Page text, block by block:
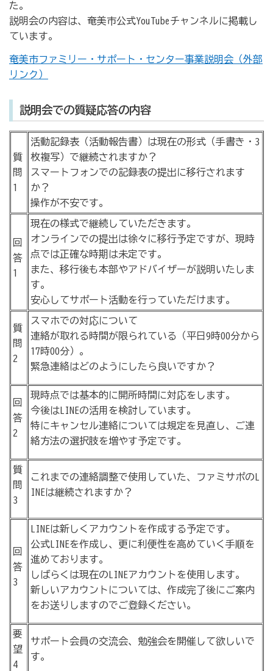
た。
説明会の内容は、奄美市公式YouTubeチャンネルに掲載し
ています。
奄美市ファミリー・サポート・センター事業説明会（外部
リンク）
説明会での質疑応答の内容
質
問
1
活動記録表（活動報告書）は現在の形式（手書き・3
枚複写）で継続されますか？
スマートフォンでの記録表の提出に移行されます
か？
操作が不安です。
回
答
1
現在の様式で継続していただきます。
オンラインでの提出は徐々に移行予定ですが、現時
点では正確な時期は未定です。
また、移行後も本部やアドバイザーが説明いたしま
す。
安心してサポート活動を行っていただけます。
質
問
2
スマホでの対応について
連絡が取れる時間が限られている（平日9時00分から
17時00分）。
緊急連絡はどのようにしたら良いですか？
回
答
2
現時点では基本的に開所時間に対応をします。
今後はLINEの活用を検討しています。
特にキャンセル連絡については規定を見直し、ご連
絡方法の選択肢を増やす予定です。
質
問
3
これまでの連絡調整で使用していた、ファミサポのL
INEは継続されますか？
回
答
3
LINEは新しくアカウントを作成する予定です。
公式LINEを作成し、更に利便性を高めていく手順を
進めております。
しばらくは現在のLINEアカウントを使用します。
新しいアカウントについては、作成完了後にご案内
をお送りしますのでご登録ください。
要
望
4
サポート会員の交流会、勉強会を開催して欲しいで
す。